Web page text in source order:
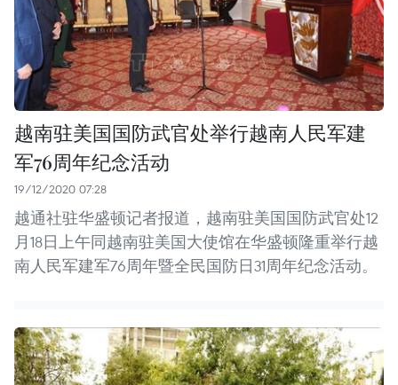
越南驻美国国防武官处举行越南人民军建
军76周年纪念活动
19/12/2020 07:28
越通社驻华盛顿记者报道，越南驻美国国防武官处12
月18日上午同越南驻美国大使馆在华盛顿隆重举行越
南人民军建军76周年暨全民国防日31周年纪念活动。